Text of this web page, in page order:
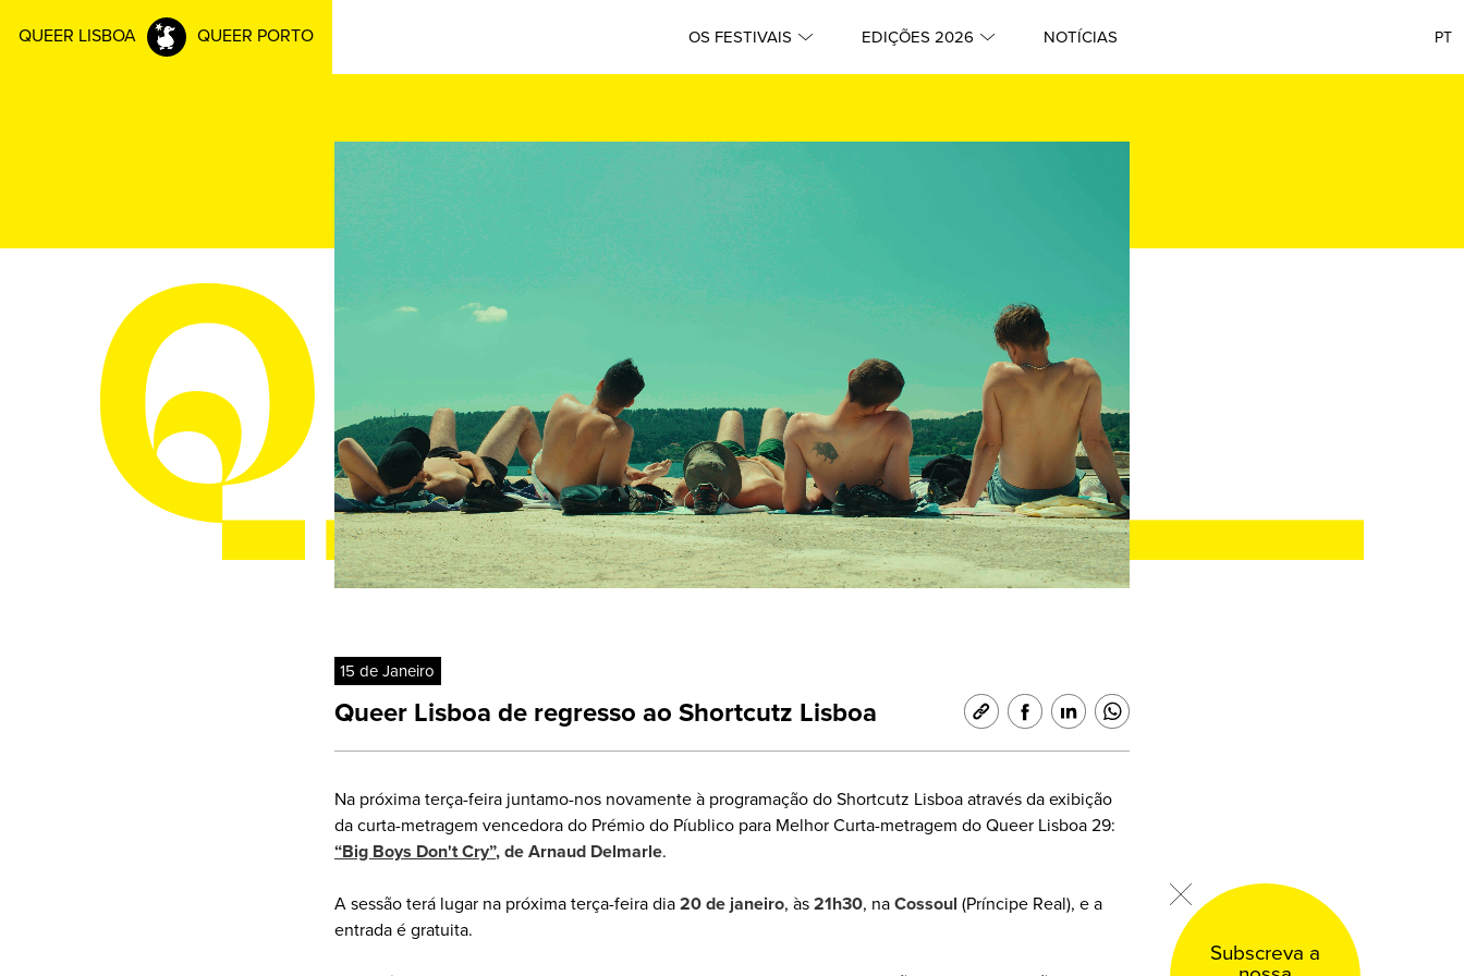
QUEER LISBOA QUEER PORTO OS FESTIVAIS EDIÇÕES 2026 NOTÍCIAS PT
15 de Janeiro
Queer Lisboa de regresso ao Shortcutz Lisboa
Na próxima terça-feira juntamo-nos novamente à programação do Shortcutz Lisboa através da exibição
da curta-metragem vencedora do Prémio do Píublico para Melhor Curta-metragem do Queer Lisboa 29:
“Big Boys Don't Cry”, de Arnaud Delmarle.
A sessão terá lugar na próxima terça-feira dia 20 de janeiro, às 21h30, na Cossoul (Príncipe Real), e a
entrada é gratuita.
Subscreva a